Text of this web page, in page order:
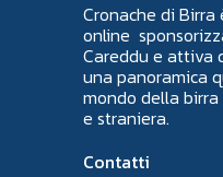
Cronache di
online
Careddu e attiva
una panoramica
mondo della
e straniera.
Contatti